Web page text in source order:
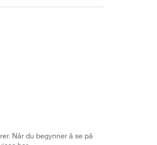
Når du begynner å se på